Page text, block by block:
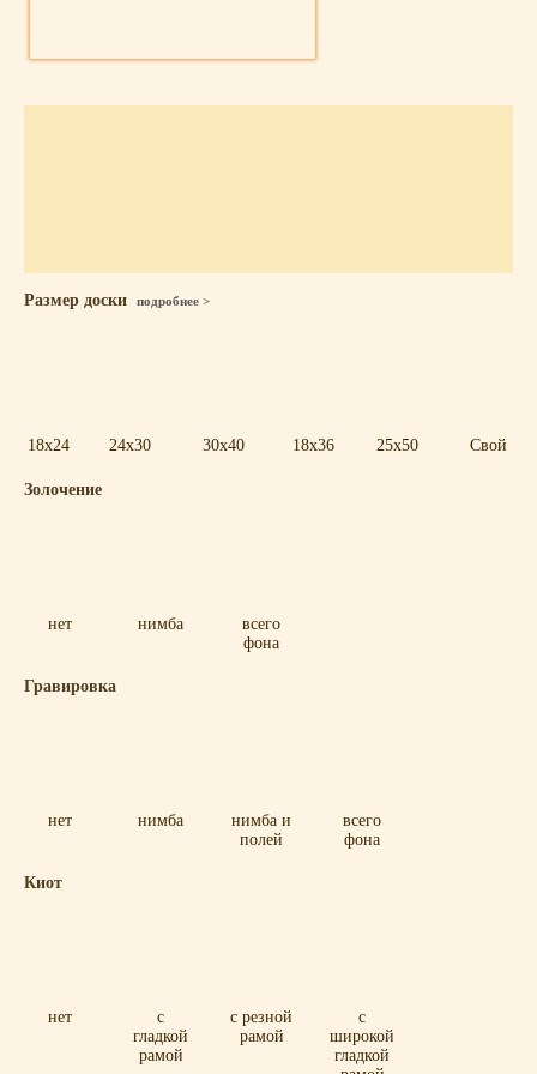
Размер доски подробнее >
18x24 24x30 30x40 18x36 25x50 Свой
Золочение
нет нимба
всего
фона
Гравировка
нет нимба
нимба и
полей
всего
фона
Киот
нет
с
гладкой
рамой
с резной
рамой
с
широкой
гладкой